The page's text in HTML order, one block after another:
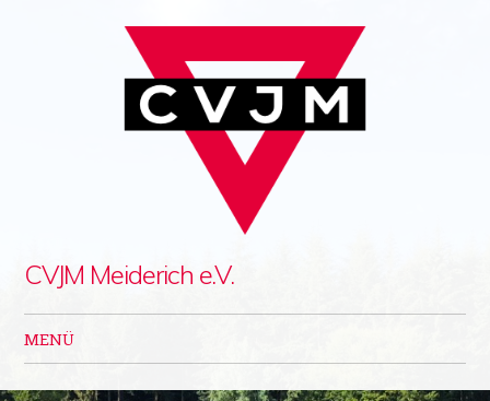
CVJM Meiderich e.V.
MENÜ